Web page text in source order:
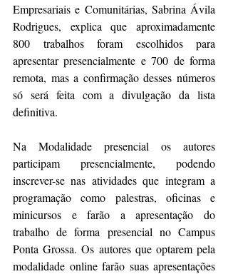
Empresariais e Comunitárias, Sabrina Ávila
Rodrigues, explica que aproximadamente
800 trabalhos foram escolhidos para
apresentar presencialmente e 700 de forma
remota, mas a confirmação desses números
só será feita com a divulgação da lista
definitiva.
Na Modalidade presencial os autores
participam presencialmente, podendo
inscrever-se nas atividades que integram a
programação como palestras, oficinas e
minicursos e farão a apresentação do
trabalho de forma presencial no Campus
Ponta Grossa. Os autores que optarem pela
modalidade online farão suas apresentações